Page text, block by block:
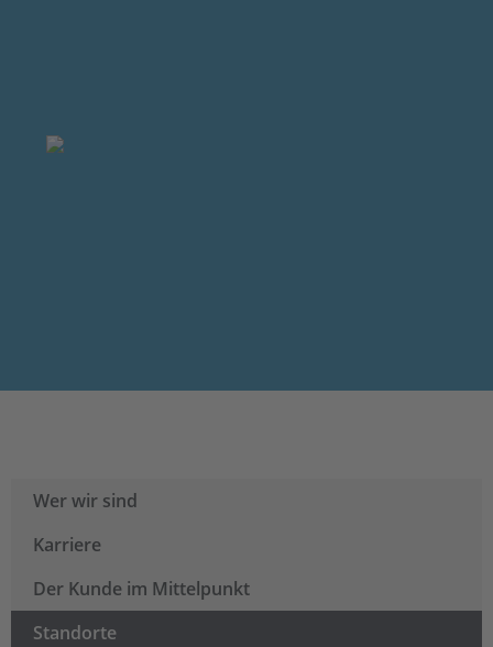
Wer wir sind
Karriere
Der Kunde im Mittelpunkt
Standorte